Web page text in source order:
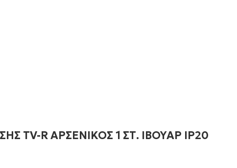
TV-R ΑΡΣΕΝΙΚΟΣ 1 ΣΤ. ΙΒΟΥΑΡ IP20